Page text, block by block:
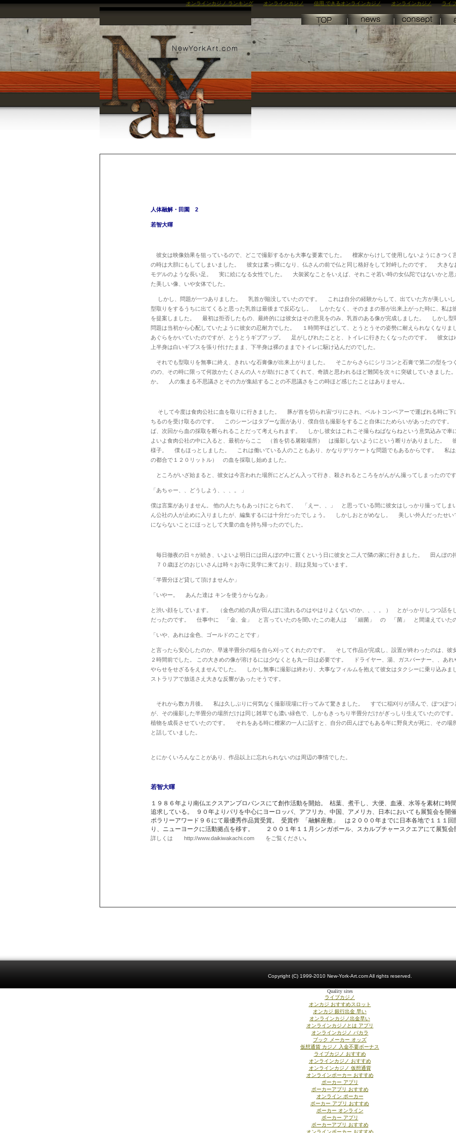
オンラインカジノ ランキング オンラインカジノ 信用 できるオンラインカジノ オンラインカジノ ライ
人体融解・田園 2
若智大暉
彼女は映像効果を狙っているので、どこで撮影するかも大事な要素でした。 檀家からけして使用しないようにきつく
の時は大胆にもしてしまいました。 彼女は素っ裸になり、仏さんの前で仏と同じ格好をして対峙したのです。 大きな
モデルのような長い足。 実に絵になる女性でした。 大袈裟なことをいえば、それこそ若い時の女仏陀ではないかと思
た美しい像、いや女体でした。
しかし、問題が一つありました。 乳首が陥没していたのです。 これは自分の経験からして、出ていた方が美しい
型取りをするうちに出てくると思った乳首は最後まで反応なし。 しかたなく、そのままの形が出来上がった時に、私は
を提案しました。 最初は拒否したもの、最終的には彼女はその意見をのみ、乳首のある像が完成しました。 しかし型
問題は当初から心配していたように彼女の忍耐力でした。 １時間半ほどして、とうとうその姿勢に耐えられなくなり
あぐらをかいていたのですが、とうとうギブアップ。 足がしびれたことと、トイレに行きたくなったのです。 彼女は
上半身は白いギプスを張り付けたまま、下半身は裸のままでトイレに駆け込んだのでした。
それでも型取りを無事に終え、きれいな石膏像が出来上がりました。 そこからさらにシリコンと石膏で第二の型をつ
のの、その時に限って何故かたくさんの人々が助けにきてくれて、奇蹟と思われるほど難関を次々に突破していきまし
か。 人の集まる不思議さとその力が集結することの不思議さをこの時ほど感じたことはありません。
そして今度は食肉公社に血を取りに行きました。 豚が首を切られ宙づりにされ、ベルトコンベアーで運ばれる時に下
ちるのを受け取るのです。 このシーンはタブーな面があり、僕自信も撮影をすること自体にためらいがあったのです
ば、次回から血の採取を断られることだって考えられます。 しかし彼女はこれこそ撮らねばならねという意気込みで
よいよ食肉公社の中に入ると、最初からここ （首を切る屠殺場所） は撮影しないようにという断りがありました。
様子。 僕もほっとしました。 これは働いている人のこともあり、かなりデリケートな問題でもあるからです。 私
の都合で１２０リットル） の血を採取し始めました。
ところがいざ始まると、彼女は今言われた場所にどんどん入って行き、殺されるところをがんがん撮ってしまったのです
「あちゃー、、どうしよう、、、。 」
僕は言葉がありません。 他の人たちもあっけにとられて、 「えー、、」 と思っている間に彼女はしっかり撮ってし
ん公社の人が止めに入りましたが、編集するには十分だったでしょう。 しかしおとがめなし。 美しい外人だったせ
にならないことにほっとして大量の血を持ち帰ったのでした。
毎日徹夜の日々が続き、いよいよ明日には田んぼの中に置くという日に彼女と二人で隣の家に行きました。 田んぼの
７０歳ほどのおじいさんは時々お寺に見学に来ており、顔は見知っています。
「半畳分ほど貸して頂けませんか」
「いやー。 あんた達は キンを使うからなあ」
と渋い顔をしています。 （金色の絵の具が田んぼに流れるのはやはりよくないのか、、、。 ） とがっかりしつつ話を
だったのです。 仕事中に 「金、金」 と言っていたのを聞いたこの老人は 「細菌」 の 「菌」 と間違えていた
「いや、あれは金色、ゴールドのことです」
と言ったら安心したのか、早速半畳分の稲を自ら刈ってくれたのです。 そして作品が完成し、設置が終わったのは、彼
２時間前でした。 この大きめの像が溶けるには少なくとも丸一日は必要です。 ドライヤー、湯、ガスバーナー、、あれ
やらせをせざるをえませんでした。 しかし無事に撮影は終わり、大事なフィルムを抱えて彼女はタクシーに乗り込み
ストラリアで放送さえ大きな反響があったそうです。
それから数カ月後。 私は久しぶりに何気なく撮影現場に行ってみて驚きました。 すでに稲刈りが済んで、ぽつぽつ
が、その撮影した半畳分の場所だけは同じ雑草でも濃い緑色で、しかもきっちり半畳分だけがぎっしり生えていたので
植物を成長させていたのです。 それをある時に檀家の一人に話すと、自分の田んぼでもある年に野良犬が死に、その場
と話していました。
とにかくいろんなことがあり、作品以上に忘れられないのは周辺の事情でした。
若智大暉
１９８６年より南仏エクスアンプロバンスにて創作活動を開始。 枯葉、煮干し、大便、血液、水等を素材に時
追求している。 ９０年よりパリを中心にヨーロッパ、アフリカ、中国、アメリカ、日本においても展覧会を開
ポラリーアワード９６にて最優秀作品賞受賞。 受賞作 「融解座敷」 は２０００年までに日本各地で１１
り、ニューヨークに活動拠点を移す。 ２００１年１１月シンガポール、スカルプチャースクエアにて展覧会
詳しくは http://www.daikiwakachi.com をご覧ください｡
Copyright (C) 1999-2010 New-York-Art.com All rights reserved.
Quality sites
ライブカジノ
オンカジ おすすめスロット
オンカジ 銀行出金 早い
オンラインカジノ出金早い
オンラインカジノとは アプリ
オンラインカジノ バカラ
ブック メーカー オッズ
仮想通貨 カジノ 入金不要ボーナス
ライブカジノ おすすめ
オンラインカジノ おすすめ
オンラインカジノ 仮想通貨
オンラインポーカー おすすめ
ポーカー アプリ
ポーカーアプリ おすすめ
オンライン ポーカー
ポーカー アプリ おすすめ
ポーカー オンライン
ポーカー アプリ
ポーカーアプリ おすすめ
オンラインポーカー おすすめ